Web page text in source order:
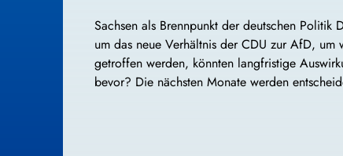
Sachsen als Brennpunkt der deutschen
um das neue Verhältnis der CDU zur AfD,
getroffen werden, könnten langfristige
bevor? Die nächsten Monate werden